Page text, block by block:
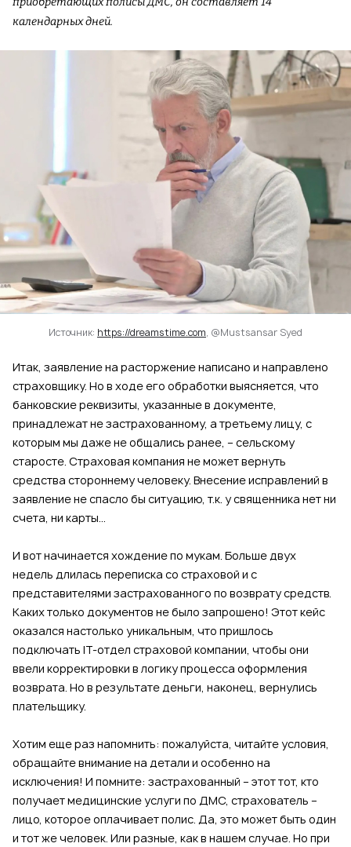
календарных дней.
Источник: https://dreamstime.com, @Mustsansar Syed
Итак, заявление на расторжение написано и направлено
страховщику. Но в ходе его обработки выясняется, что
банковские реквизиты, указанные в документе,
принадлежат не застрахованному, а третьему лицу, с
которым мы даже не общались ранее, – сельскому
старосте. Страховая компания не может вернуть
средства стороннему человеку. Внесение исправлений в
заявление не спасло бы ситуацию, т.к. у священника нет ни
счета, ни карты...
И вот начинается хождение по мукам. Больше двух
недель длилась переписка со страховой и с
представителями застрахованного по возврату средств.
Каких только документов не было запрошено! Этот кейс
оказался настолько уникальным, что пришлось
подключать IT-отдел страховой компании, чтобы они
ввели корректировки в логику процесса оформления
возврата. Но в результате деньги, наконец, вернулись
плательщику.
Хотим еще раз напомнить: пожалуйста, читайте условия,
обращайте внимание на детали и особенно на
исключения! И помните: застрахованный – этот тот, кто
получает медицинские услуги по ДМС, страхователь –
лицо, которое оплачивает полис. Да, это может быть один
и тот же человек. Или разные, как в нашем случае. Но при